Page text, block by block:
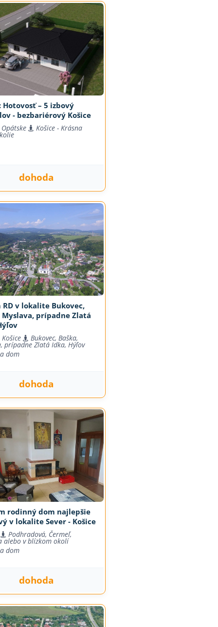
Hotovosť – 5 izbový
- bezbariérový Košice
Opátske Košice - Krásna
dohoda
RD v lokalite Bukovec,
Myslava, prípadne Zlatá
Bukovec, Baška,
prípadne Zlatá Idka, Hýľov
dom
dohoda
rodinný dom najlepšie
v lokalite Sever - Košice
Podhradová, Čermeľ,
alebo v blízkom okolí
dom
dohoda